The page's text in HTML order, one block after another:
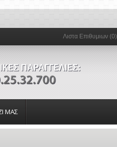
Λιστα Επιθυμιων (0)
ΜΑΣ